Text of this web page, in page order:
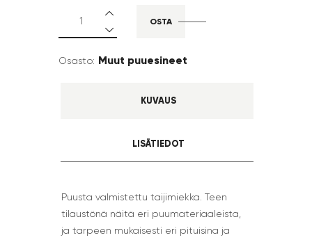
OSTA
Osasto: Muut puuesineet
KUVAUS
LISÄTIEDOT
Puusta valmistettu taijimiekka. Teen
tilaustönä näitä eri puumateriaaleista,
ja tarpeen mukaisesti eri pituisina ja